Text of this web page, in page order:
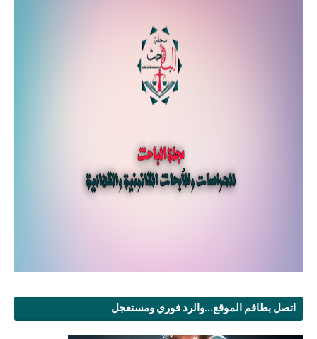
اتصل بطاقم الموقع...والرد فوري ومستعجل